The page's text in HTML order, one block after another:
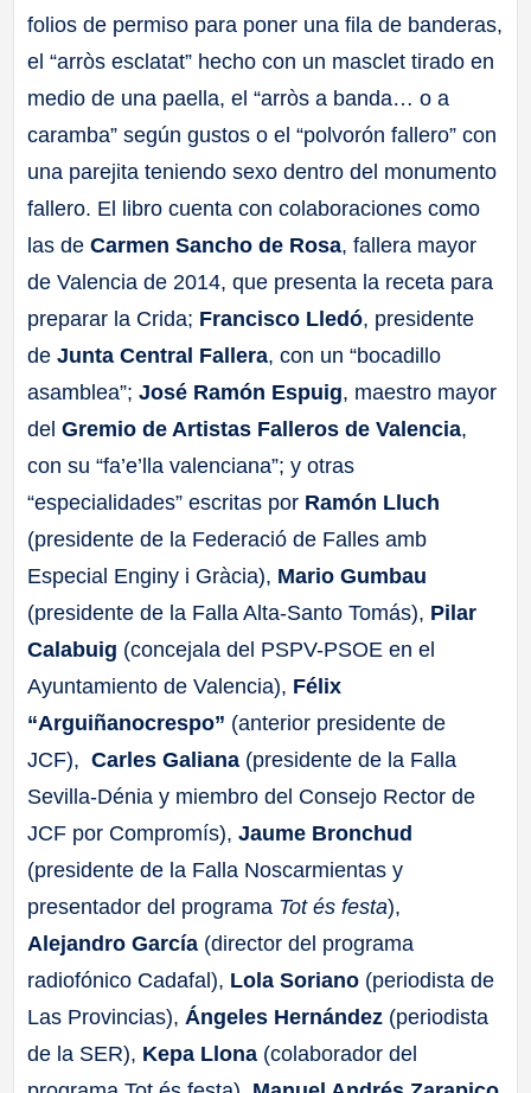
folios de permiso para poner una fila de banderas,
el “arròs esclatat” hecho con un masclet tirado en
medio de una paella, el “arròs a banda… o a
caramba” según gustos o el “polvorón fallero” con
una parejita teniendo sexo dentro del monumento
fallero. El libro cuenta con colaboraciones como
las deCarmen Sancho de Rosa, fallera mayor
de Valencia de 2014, que presenta la receta para
preparar la Crida; Francisco Lledó, presidente
deJunta Central Fallera, con un “bocadillo
asamblea”; José Ramón Espuig, maestro mayor
delGremio de Artistas Falleros de Valencia,
con su “fa’e’lla valenciana”; y otras
“especialidades” escritas por Ramón Lluch
(presidente de la Federació de Falles amb
Especial Enginy i Gràcia), Mario Gumbau
(presidente de la Falla Alta-Santo Tomás), Pilar
Calabuig (concejala del PSPV-PSOE en el
Ayuntamiento de Valencia), Félix
“Arguiñanocrespo” (anterior presidente de
JCF),Carles Galiana (presidente de la Falla
Sevilla-Dénia y miembro del Consejo Rector de
JCF por Compromís), Jaume Bronchud
(presidente de la Falla Noscarmientas y
presentador del programa Tot és festa),
Alejandro García (director del programa
radiofónico Cadafal), Lola Soriano (periodista de
Las Provincias), Ángeles Hernández (periodista
de la SER), Kepa Llona (colaborador del